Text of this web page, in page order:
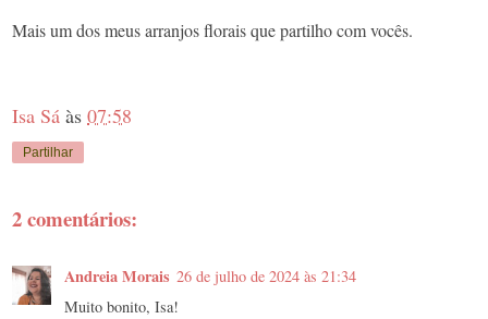
Mais um dos meus arranjos florais que partilho com vocês.
Isa Sá às 07:58
Partilhar
2 comentários:
Andreia Morais 26 de julho de 2024 às 21:34
Muito bonito, Isa!